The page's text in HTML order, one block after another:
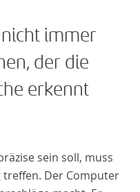
immer
der die
erkennt
sein soll, muss
treffen. Der Computer